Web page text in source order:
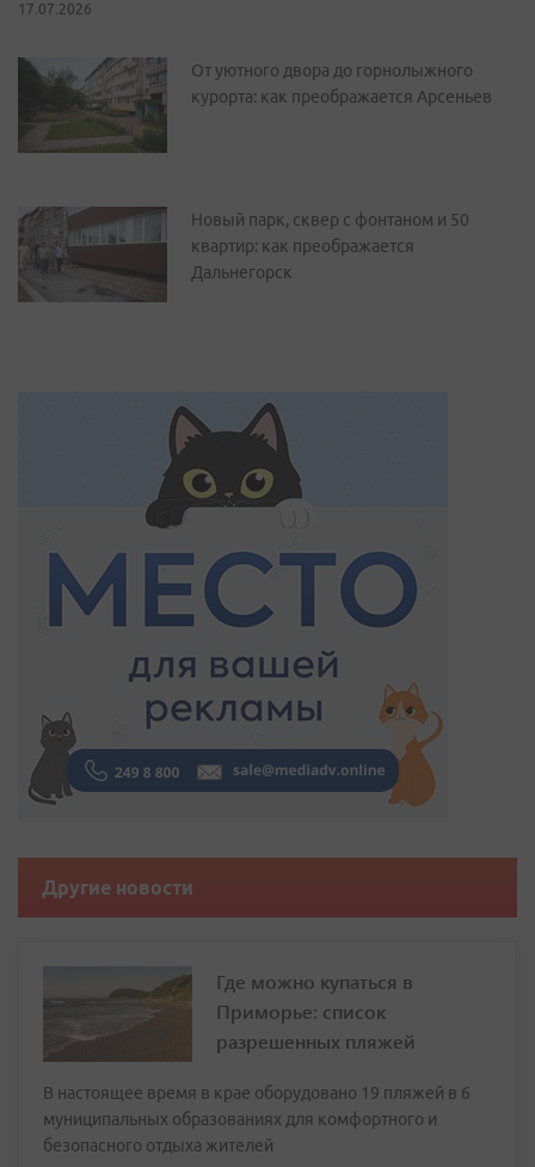
17.07.2026
От уютного двора до горнолыжного
курорта: как преображается Арсеньев
Новый парк, сквер с фонтаном и 50
квартир: как преображается
Дальнегорск
Другие новости
Где можно купаться в
Приморье: список
разрешенных пляжей
В настоящее время в крае оборудовано 19 пляжей в 6
муниципальных образованиях для комфортного и
безопасного отдыха жителей